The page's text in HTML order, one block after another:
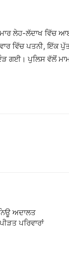
ਲੇਹ-ਲੱਦਾਖ ਵਿੱਚ
ਵਿੱਚ ਪਤਨੀ, ਇੱਕ
ਗਈ। ਪੁਲਿਸ ਵੱਲੋਂ
ਅਦਾਲਤ
ਪਰਿਵਾਰਾਂ